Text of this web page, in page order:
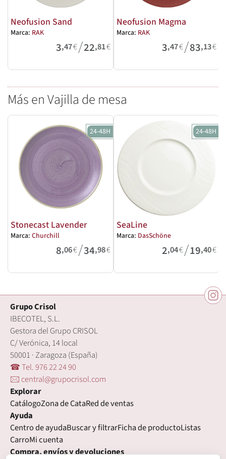
Neofusion Sand
Marca: RAK
3,47€/22,81€
Neofusion Magma
Marca: RAK
3,47€/83,13€
Más en Vajilla de mesa
24-48H
Stonecast Lavender
Marca: Churchill
8,06€/34,98€
24-48H
SeaLine
Marca: DasSchöne
2,04€/19,40€
Grupo Crisol
IBECOTEL, S.L.
Gestora del Grupo CRISOL
C/ Verónica, 14 local
50001 · Zaragoza (España)
☎ Tel. 976 22 24 90
🖂 central@grupocrisol.com
Explorar
CatálogoZona de CataRed de ventas
Ayuda
Centro de ayudaBuscar y filtrarFicha de productoListas
CarroMi cuenta
Compra, envíos y devoluciones